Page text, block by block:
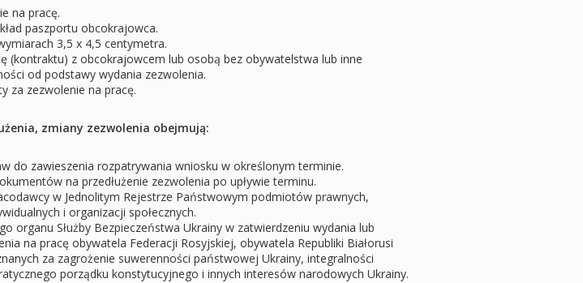
na pracę.
paszportu obcokrajowca.
3,5 x 4,5 centymetra.
(kontraktu) z obcokrajowcem lub osobą bez obywatelstwa lub inne
od podstawy wydania zezwolenia.
za zezwolenie na pracę.
zmiany zezwolenia obejmują:
do zawieszenia rozpatrywania wniosku w określonym terminie.
na przedłużenie zezwolenia po upływie terminu.
w Jednolitym Rejestrze Państwowym podmiotów prawnych,
i organizacji społecznych.
organu Służby Bezpieczeństwa Ukrainy w zatwierdzeniu wydania lub
na pracę obywatela Federacji Rosyjskiej, obywatela Republiki Białorusi
za zagrożenie suwerenności państwowej Ukrainy, integralności
porządku konstytucyjnego i innych interesów narodowych Ukrainy.